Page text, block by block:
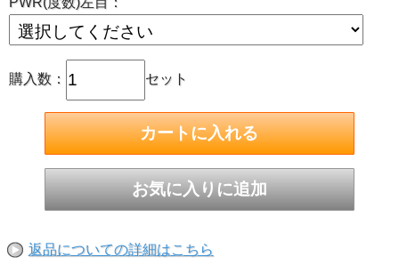
購入数： セット
返品についての詳細はこちら